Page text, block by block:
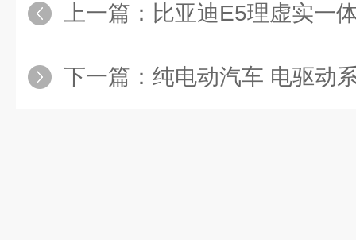
上一篇： 比亚迪E5理虚实一
下一篇： 纯电动汽车 电驱动